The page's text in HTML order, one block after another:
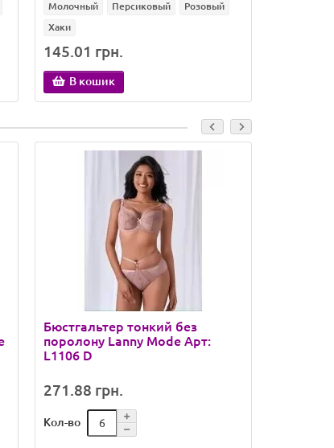
Молочный Персиковый
Розовый
Хаки
145.01 грн.
В кошик
Бюстгальтер тонкий без
поролону Lanny Mode Арт:
L1106 D
271.88 грн.
Кол-во